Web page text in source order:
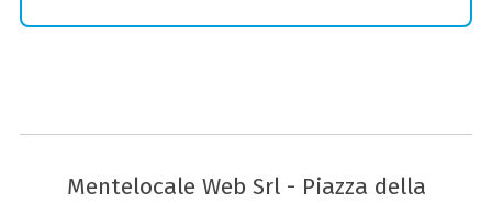
Mentelocale Web Srl - Piazza della